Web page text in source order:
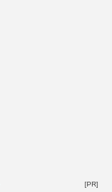
[PR]